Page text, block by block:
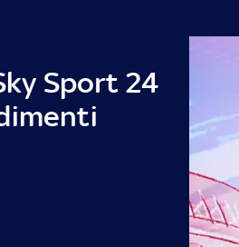
Sport 24